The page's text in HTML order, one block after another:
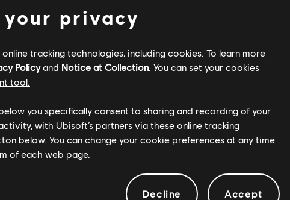
premium. Offre susceptible de modification.
PARTAGER
your privacy
tracking technologies, including cookies. To learn more
Policyand Notice at Collection. You can set your cookies
tool.
you specifically consent to sharing and recording of your
with Ubisoft’s partners via these online tracking
below. You can change your cookie preferences at any time
of each web page.
Decline Accept